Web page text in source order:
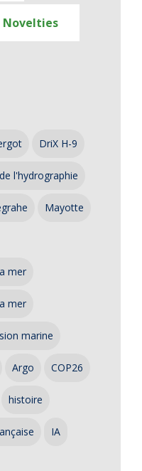
Novelties
DriX H-9
l'hydrographie
Mayotte
mer
mer
marine
Argo COP26
histoire
IA